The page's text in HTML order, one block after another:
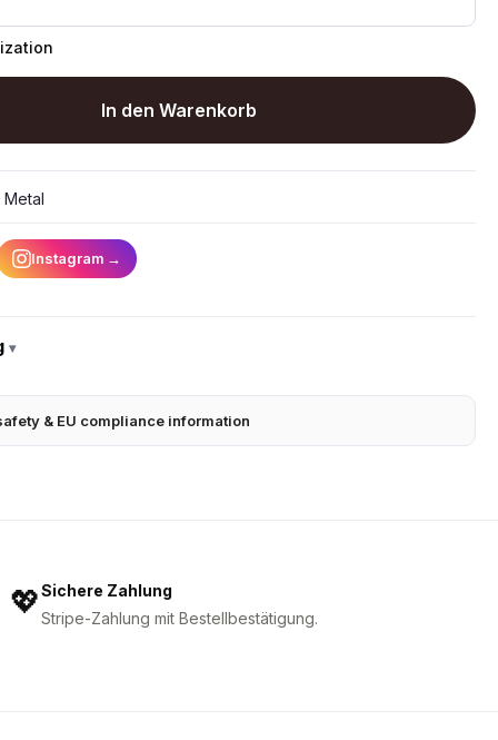
In den Warenkorb
Metal
Instagram →
▾
& EU compliance information
💖Sichere Zahlung
Stripe-Zahlung mit Bestellbestätigung.